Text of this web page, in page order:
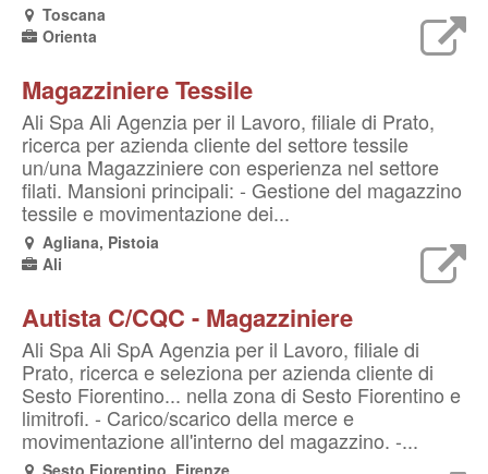
Toscana
Orienta
Magazziniere Tessile
Ali Spa Ali Agenzia per il Lavoro, filiale di Prato,
ricerca per azienda cliente del settore tessile
un/una Magazziniere con esperienza nel settore
filati. Mansioni principali: - Gestione del magazzino
tessile e movimentazione dei...
Agliana, Pistoia
Ali
Autista C/CQC - Magazziniere
Ali Spa Ali SpA Agenzia per il Lavoro, filiale di
Prato, ricerca e seleziona per azienda cliente di
Sesto Fiorentino... nella zona di Sesto Fiorentino e
limitrofi. - Carico/scarico della merce e
movimentazione all'interno del magazzino. -...
Sesto Fiorentino, Firenze